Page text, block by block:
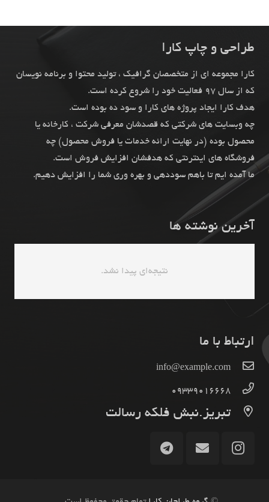
طراحی و چاپ کارا
کارا مجموعه ای از متخصصان گرافیک ، تولید محتوا و برنامه نویسان
که از سال 97 فعالیت خود را شروع کرده است.
هدف کارا ایجاد پروژه های کارا و سود ده بوده است.
چه وبسایت های شرکتی که قصدشان معرفی شرکت ، کارخانه یا
محصول بوده (در نهایت ارائه خدمات یا فروش محصول) چه
فروشگاه های اینترنتی که هدفشان افزایش فروش است.
ما آمده ایم تا باهم سوددهی و بهره وری شما را افزایش دهیم.
آخرین نوشته ها
نتیجه‌ای پیدا نشد.
ارتباط با ما
info@example.com
09339016668
تبریز.نبش فلکه رسالت